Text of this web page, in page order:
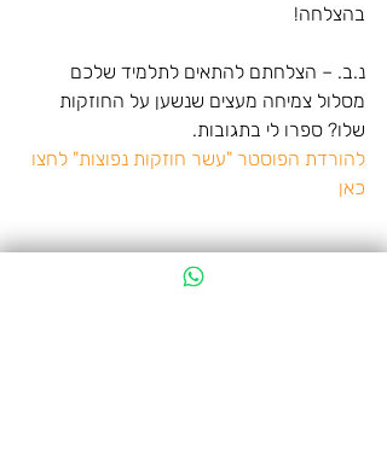
בהצלחה!
נ.ב. – הצלחתם להתאים לתלמיד שלכם
מסלול צמיחה מעצים שנשען על החוזקות
שלו? ספרו לי בתגובות.
להורדת הפוסטר "עשר חוזקות נפוצות" לחצו
כאן